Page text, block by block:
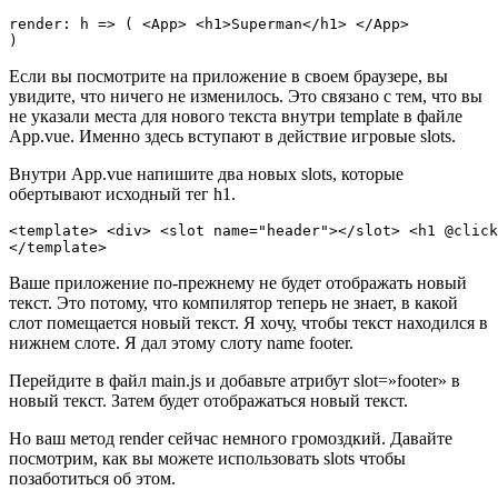
render: h => ( <App> <h1>Superman</h1> </App>
Если вы посмотрите на приложение в своем браузере, вы
увидите, что ничего не изменилось. Это связано с тем, что вы
не указали места для нового текста внутри template в файле
App.vue. Именно здесь вступают в действие игровые slots.
Внутри App.vue напишите два новых slots, которые
обертывают исходный тег h1.
<template> <div> <slot name="header"></slot> <h1
Ваше приложение по-прежнему не будет отображать новый
текст. Это потому, что компилятор теперь не знает, в какой
слот помещается новый текст. Я хочу, чтобы текст находился в
нижнем слоте. Я дал этому слоту name footer.
Перейдите в файл main.js и добавьте атрибут slot=»footer» в
новый текст. Затем будет отображаться новый текст.
Но ваш метод render сейчас немного громоздкий. Давайте
посмотрим, как вы можете использовать slots чтобы
позаботиться об этом.